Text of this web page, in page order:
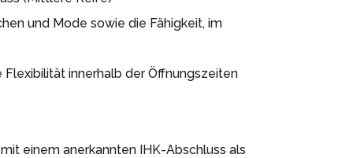
und Mode sowie die Fähigkeit, im
innerhalb der Öffnungszeiten
einem anerkannten IHK-Abschluss als